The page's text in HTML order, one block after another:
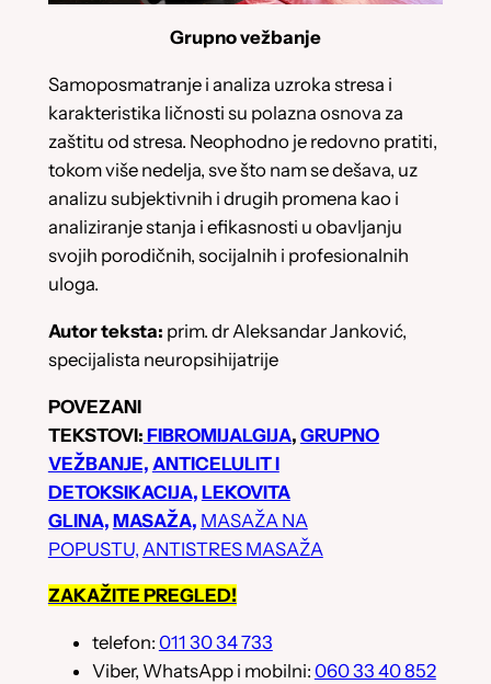
Grupno vežbanje
Samoposmatranje i analiza uzroka stresa i
karakteristika ličnosti su polazna osnova za
zaštitu od stresa. Neophodno je redovno pratiti,
tokom više nedelja, sve što nam se dešava, uz
analizu subjektivnih i drugih promena kao i
analiziranje stanja i efikasnosti u obavljanju
svojih porodičnih, socijalnih i profesionalnih
uloga.
Autor teksta: prim. dr Aleksandar Janković,
specijalista neuropsihijatrije
POVEZANI
TEKSTOVI: FIBROMIJALGIJA, GRUPNO
VEŽBANJE, ANTICELULIT I
DETOKSIKACIJA, LEKOVITA
GLINA, MASAŽA, MASAŽA NA
POPUSTU, ANTISTRES MASAŽA
ZAKAŽITE PREGLED!
telefon: 011 30 34 733
Viber, WhatsApp i mobilni: 060 33 40 852